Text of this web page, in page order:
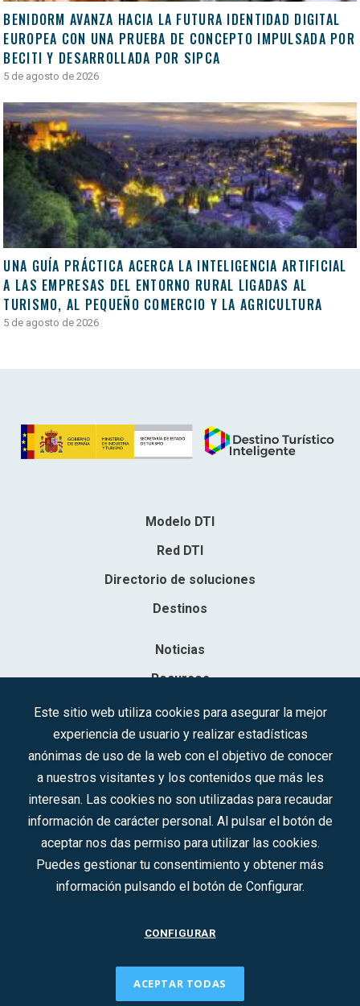
BENIDORM AVANZA HACIA LA FUTURA IDENTIDAD DIGITAL
EUROPEA CON UNA PRUEBA DE CONCEPTO IMPULSADA POR
BECITI Y DESARROLLADA POR SIPCA
5 de agosto de 2026
UNA GUÍA PRÁCTICA ACERCA LA INTELIGENCIA ARTIFICIAL
A LAS EMPRESAS DEL ENTORNO RURAL LIGADAS AL
TURISMO, AL PEQUEÑO COMERCIO Y LA AGRICULTURA
5 de agosto de 2026
Modelo DTI
Red DTI
Directorio de soluciones
Destinos
Noticias
Recursos
Contacto
Sociedad Mercantil Estatal para la Gestión de la Innovación y las
Síguenos en redes sociales:
CONTACTO
2022 © DTI · Todos los derechos reservados ·
Este sitio web utiliza cookies para asegurar la mejor
experiencia de usuario y realizar estadísticas
anónimas de uso de la web con el objetivo de conocer
a nuestros visitantes y los contenidos que más les
interesan. Las cookies no son utilizadas para recaudar
información de carácter personal. Al pulsar el botón de
aceptar nos das permiso para utilizar las cookies.
Puedes gestionar tu consentimiento y obtener más
información pulsando el botón de Configurar.
CONFIGURAR
ACEPTAR TODAS